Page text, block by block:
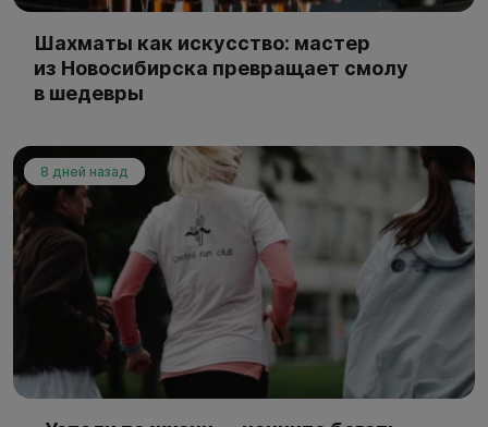
Шахматы как искусство: мастер
из Новосибирска превращает смолу
в шедевры
8 дней назад